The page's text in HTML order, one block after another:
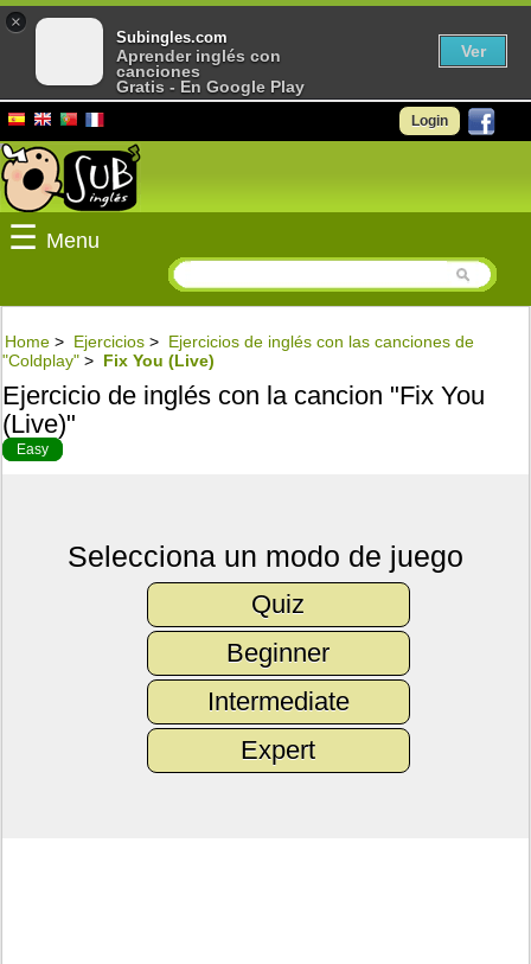
Login
☰ Menu
Home > Ejercicios > Ejercicios de inglés con las canciones de
"Coldplay" > Fix You (Live)
Ejercicio de inglés con la cancion "Fix You
(Live)"
Easy
Selecciona un modo de juego
Quiz
Beginner
Intermediate
Expert
×
Subingles.com
Aprender inglés con
canciones
Gratis - En Google Play
Ver